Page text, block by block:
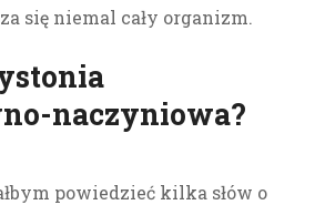
się niemal cały organizm.
naczyniowa?
powiedzieć kilka słów o